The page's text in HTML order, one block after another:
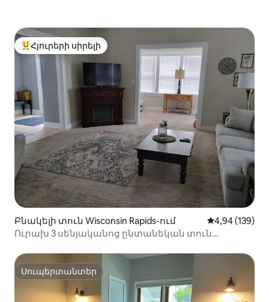
Հյուրերի սիրելի լավագույն տները
Հյուրերի սիրելի
Բնակելի տուն Wisconsin Rapids-ում Միջին
4,94 (139)
Ուրախ 3 սենյականոց ընտանեկան տուն
Սուպերտանտեր
Սուպերտանտեր